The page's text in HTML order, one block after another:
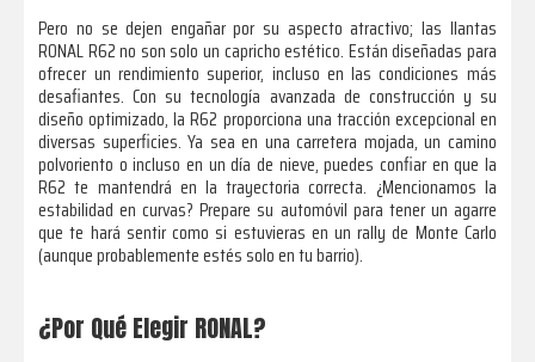
Pero no se dejen engañar por su aspecto atractivo; las llantas
RONAL R62 no son solo un capricho estético. Están diseñadas para
ofrecer un rendimiento superior, incluso en las condiciones más
desafiantes. Con su tecnología avanzada de construcción y su
diseño optimizado, la R62 proporciona una tracción excepcional en
diversas superficies. Ya sea en una carretera mojada, un camino
polvoriento o incluso en un día de nieve, puedes confiar en que la
R62 te mantendrá en la trayectoria correcta. ¿Mencionamos la
estabilidad en curvas? Prepare su automóvil para tener un agarre
que te hará sentir como si estuvieras en un rally de Monte Carlo
(aunque probablemente estés solo en tu barrio).
¿Por Qué Elegir RONAL?